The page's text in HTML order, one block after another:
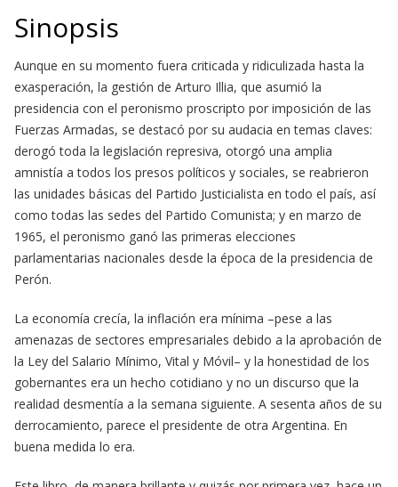
Sinopsis
Aunque en su momento fuera criticada y ridiculizada hasta la
exasperación, la gestión de Arturo Illia, que asumió la
presidencia con el peronismo proscripto por imposición de las
Fuerzas Armadas, se destacó por su audacia en temas claves:
derogó toda la legislación represiva, otorgó una amplia
amnistía a todos los presos políticos y sociales, se reabrieron
las unidades básicas del Partido Justicialista en todo el país, así
como todas las sedes del Partido Comunista; y en marzo de
1965, el peronismo ganó las primeras elecciones
parlamentarias nacionales desde la época de la presidencia de
Perón.
La economía crecía, la inflación era mínima –pese a las
amenazas de sectores empresariales debido a la aprobación de
la Ley del Salario Mínimo, Vital y Móvil– y la honestidad de los
gobernantes era un hecho cotidiano y no un discurso que la
realidad desmentía a la semana siguiente. A sesenta años de su
derrocamiento, parece el presidente de otra Argentina. En
buena medida lo era.